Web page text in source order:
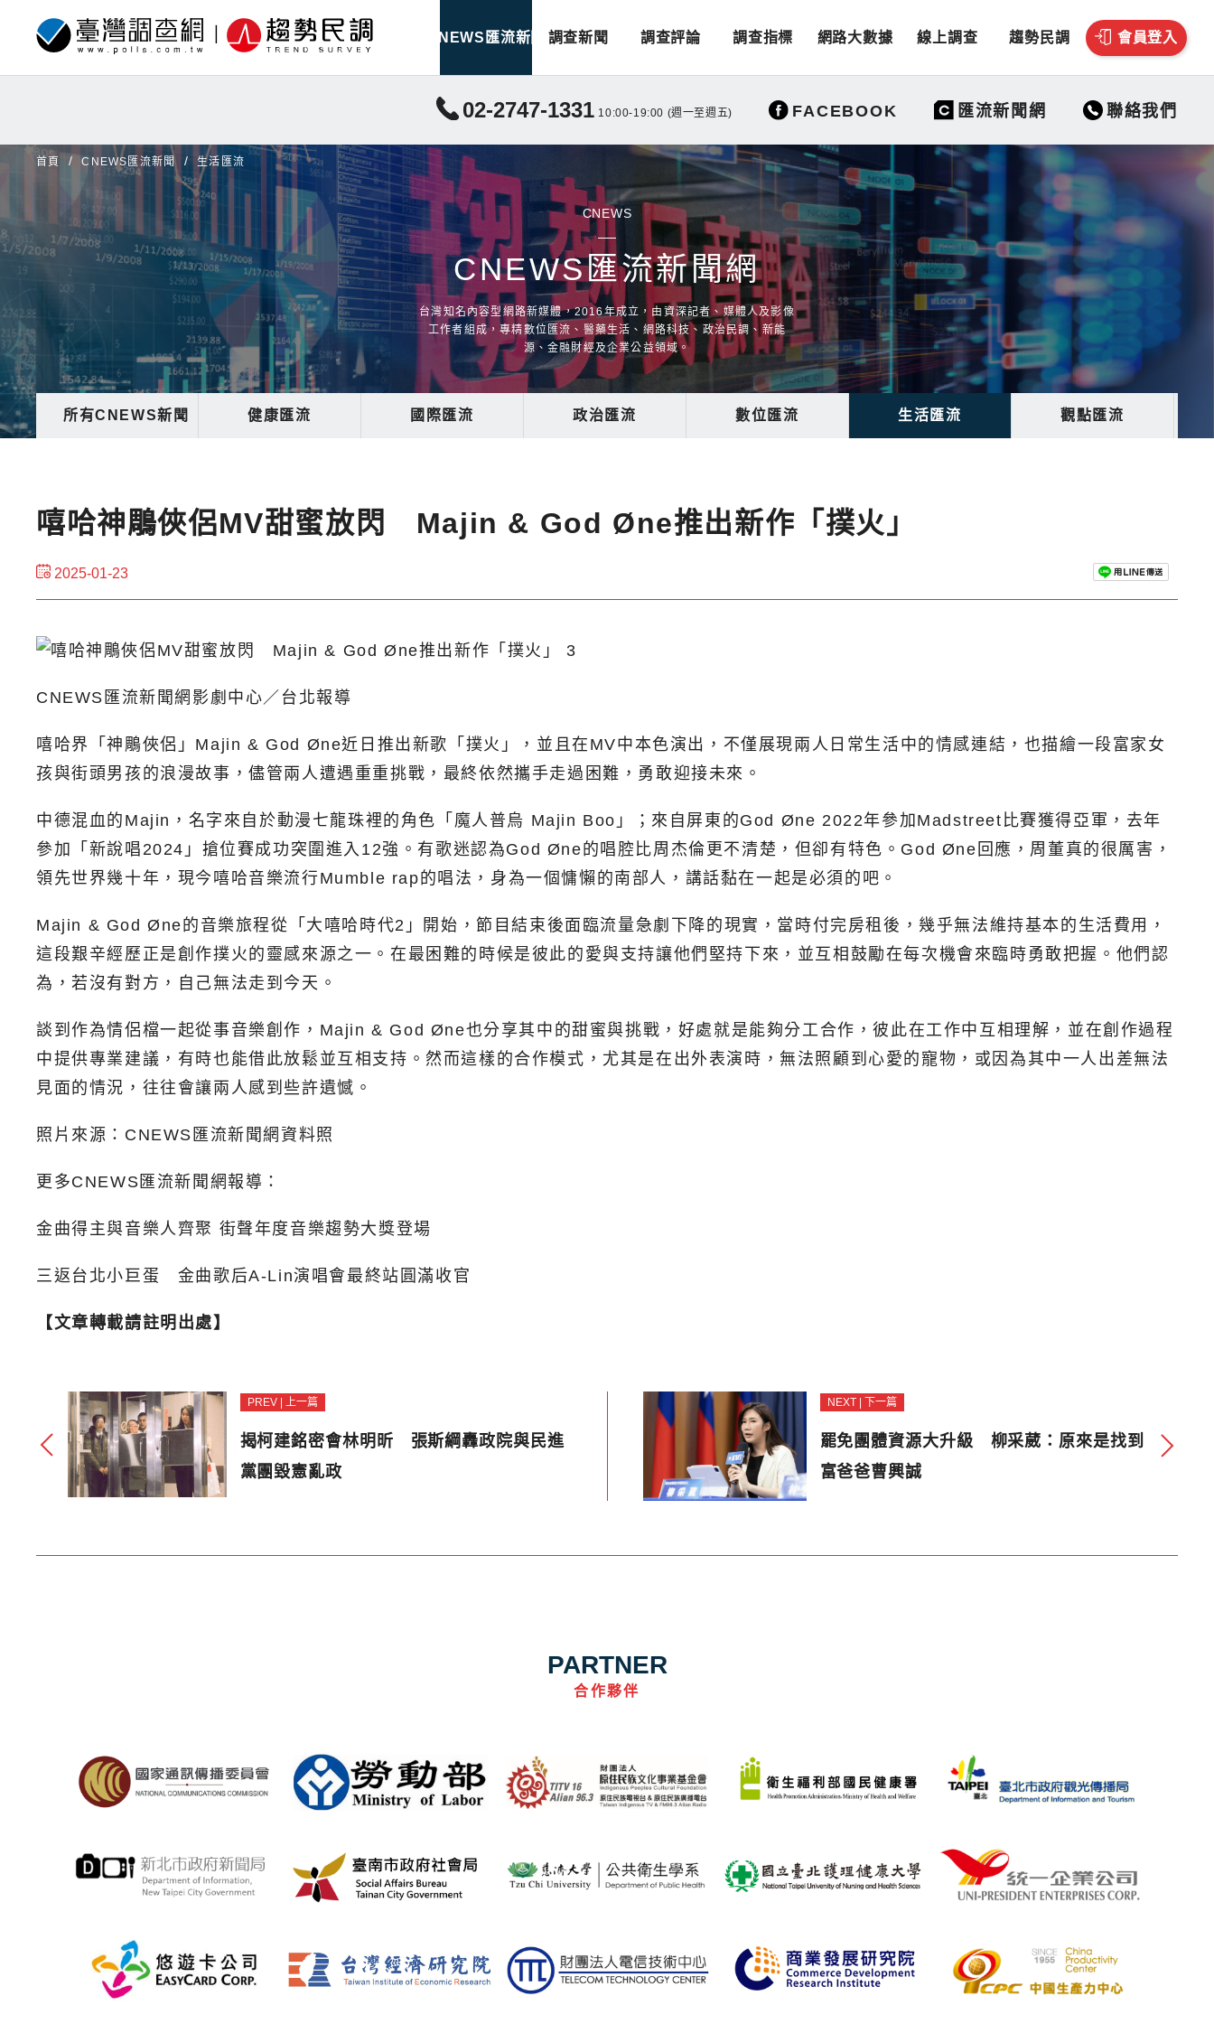
CNEWS匯流新聞 調查新聞 調查評論 調查指標 網路大數據 線上調查 趨勢民調 會員登入
02-2747-1331 10:00-19:00 (週一至週五) FACEBOOK 匯流新聞網 聯絡我們
首頁 CNEWS匯流新聞 生活匯流
CNEWS
CNEWS匯流新聞網
台灣知名內容型網路新媒體，2016年成立，由資深記者、媒體人及影像
工作者組成，專精數位匯流、醫藥生活、網路科技、政治民調、新能
源、金融財經及企業公益領域。
所有CNEWS新聞 健康匯流 國際匯流 政治匯流 數位匯流 生活匯流 觀點匯流
嘻哈神鵰俠侶MV甜蜜放閃 Majin & God Øne推出新作「撲火」
2025-01-23
CNEWS匯流新聞網影劇中心／台北報導
嘻哈界「神鵰俠侶」Majin & God Øne近日推出新歌「撲火」，並且在MV中本色演出，不僅展現兩人日常生活中的情感連結，也描繪一段富家女
孩與街頭男孩的浪漫故事，儘管兩人遭遇重重挑戰，最終依然攜手走過困難，勇敢迎接未來。
中德混血的Majin，名字來自於動漫七龍珠裡的角色「魔人普烏 Majin Boo」；來自屏東的God Øne 2022年參加Madstreet比賽獲得亞軍，去年
參加「新說唱2024」搶位賽成功突圍進入12強。有歌迷認為God Øne的唱腔比周杰倫更不清楚，但卻有特色。God Øne回應，周董真的很厲害，
領先世界幾十年，現今嘻哈音樂流行Mumble rap的唱法，身為一個慵懶的南部人，講話黏在一起是必須的吧。
Majin & God Øne的音樂旅程從「大嘻哈時代2」開始，節目結束後面臨流量急劇下降的現實，當時付完房租後，幾乎無法維持基本的生活費用，
這段艱辛經歷正是創作撲火的靈感來源之一。在最困難的時候是彼此的愛與支持讓他們堅持下來，並互相鼓勵在每次機會來臨時勇敢把握。他們認
為，若沒有對方，自己無法走到今天。
談到作為情侶檔一起從事音樂創作，Majin & God Øne也分享其中的甜蜜與挑戰，好處就是能夠分工合作，彼此在工作中互相理解，並在創作過程
中提供專業建議，有時也能借此放鬆並互相支持。然而這樣的合作模式，尤其是在出外表演時，無法照顧到心愛的寵物，或因為其中一人出差無法
見面的情況，往往會讓兩人感到些許遺憾。
照片來源：CNEWS匯流新聞網資料照
更多CNEWS匯流新聞網報導：
金曲得主與音樂人齊聚 街聲年度音樂趨勢大獎登場
三返台北小巨蛋 金曲歌后A-Lin演唱會最終站圓滿收官
【文章轉載請註明出處】
PREV | 上一篇
揭柯建銘密會林明昕 張斯綱轟政院與民進
黨團毀憲亂政
NEXT | 下一篇
罷免團體資源大升級 柳采葳：原來是找到
富爸爸曹興誠
PARTNER
合作夥伴